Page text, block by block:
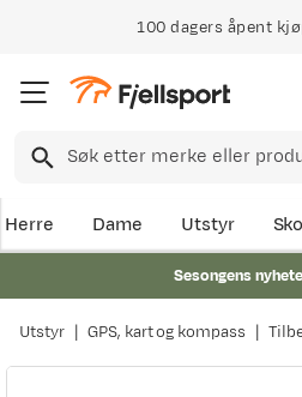
100 dagers åpent
Herre Dame Utstyr
Sesongens
Utstyr GPS, kart og kompass